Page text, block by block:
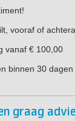
vooraf of
vanaf € 100,00
binnen 30 dagen
graag